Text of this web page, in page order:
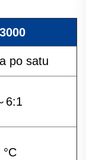
po satu
6:1